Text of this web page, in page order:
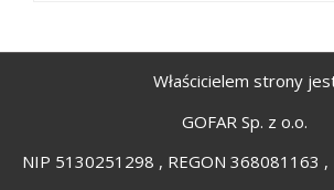
Właścicielem strony
GOFAR Sp. z o.o.
NIP 5130251298 , REGON 368081163 ,